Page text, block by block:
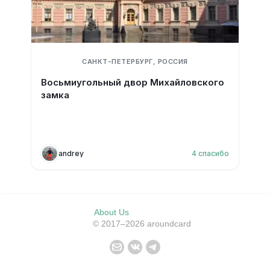
САНКТ-ПЕТЕРБУРГ, РОССИЯ
Восьмиугольный двор Михайловского
замка
andrey 4 спасибо
About Us
© 2017–2026 aroundcard